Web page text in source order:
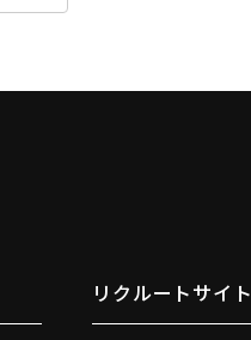
リクルートサイト